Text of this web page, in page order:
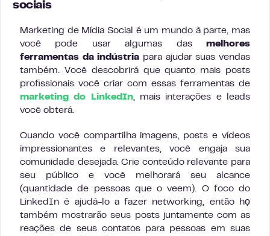
sociais
Marketing de Mídia Social é um mundo à parte, mas
você pode usar algumas das melhores
ferramentas da indústria para ajudar suas vendas
também. Você descobrirá que quanto mais posts
profissionais você criar com essas ferramentas de
marketing do LinkedIn, mais interações e leads
você obterá.
Quando você compartilha imagens, posts e vídeos
impressionantes e relevantes, você engaja sua
comunidade desejada. Crie conteúdo relevante para
seu público e você melhorará seu alcance
(quantidade de pessoas que o veem). O foco do
LinkedIn é ajudá-lo a fazer networking, então họ
também mostrarão seus posts juntamente com as
reações de seus contatos para pessoas em suas